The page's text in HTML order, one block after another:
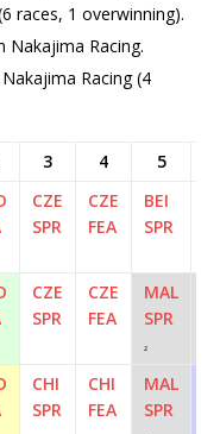
races, 1 overwinning).
Nakajima Racing.
Racing (4
3 4 5
CZE
SPR
CZE
FEA
BEI
SPR
CZE
SPR
CZE
FEA
MAL
SPR
2
CHI
SPR
CHI
FEA
MAL
SPR